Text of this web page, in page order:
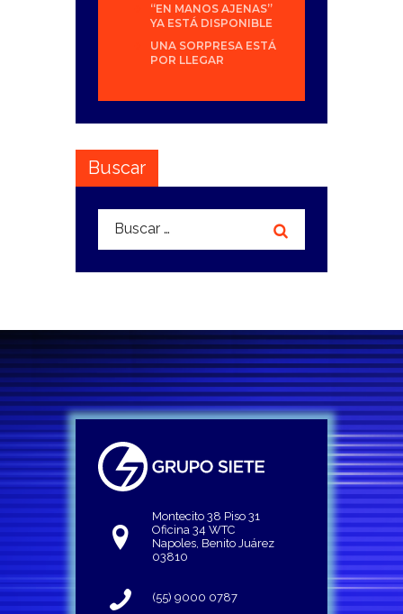
“EN MANOS AJENAS”
YA ESTÁ DISPONIBLE
UNA SORPRESA ESTÁ
POR LLEGAR
Buscar
Buscar:
Montecito 38 Piso 31
Oficina 34 WTC
Napoles, Benito Juárez
03810
(55) 9000 0787